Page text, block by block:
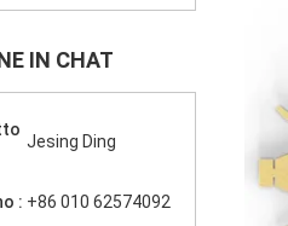
IN CHAT
Jesing Ding
: +86 010 62574092